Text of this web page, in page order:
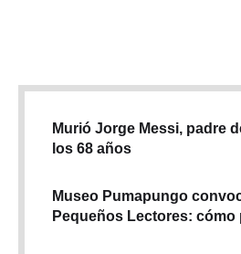
Murió Jorge Messi, padre
los 68 años
Museo Pumapungo
Pequeños Lectores: cómo